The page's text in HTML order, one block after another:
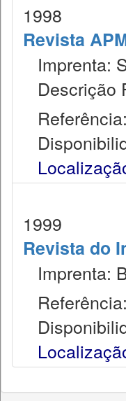
1998
Revista
Imprenta:
Descrição
1999
Revista do
Imprenta: